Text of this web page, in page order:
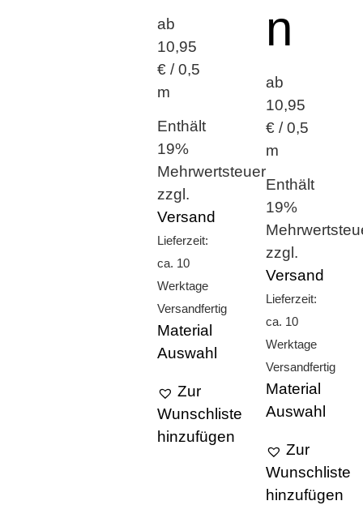
ab
10,95
€ / 0,5
m
Enthält
19%
Mehrwertsteuer
zzgl.
Versand
Lieferzeit:
ca. 10
Werktage
Versandfertig
Material
Auswahl
Zur
Wunschliste
hinzufügen
n
ab
10,95
€ / 0,5
m
Enthält
19%
zzgl.
Versand
Lieferzeit:
ca. 10
Werktage
Versandfertig
Material
Auswahl
Zur
Wunschliste
hinzufügen